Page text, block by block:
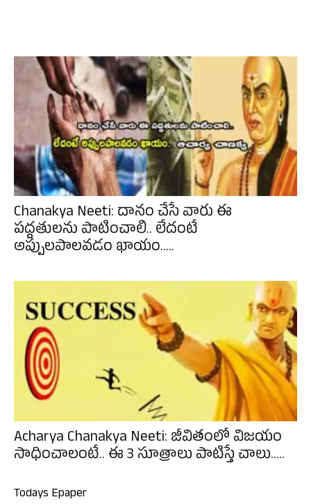
Chanakya Neeti: దానం చేసే వారు ఈ
పద్దతులను పాటించాలి.. లేదంటే
అప్పులపాలవడం ఖాయం.....
Acharya Chanakya Neeti: జీవితంలో విజయం
సాధించాలంటే.. ఈ 3 సూత్రాలు పాటిస్తే చాలు.....
Todays Epaper